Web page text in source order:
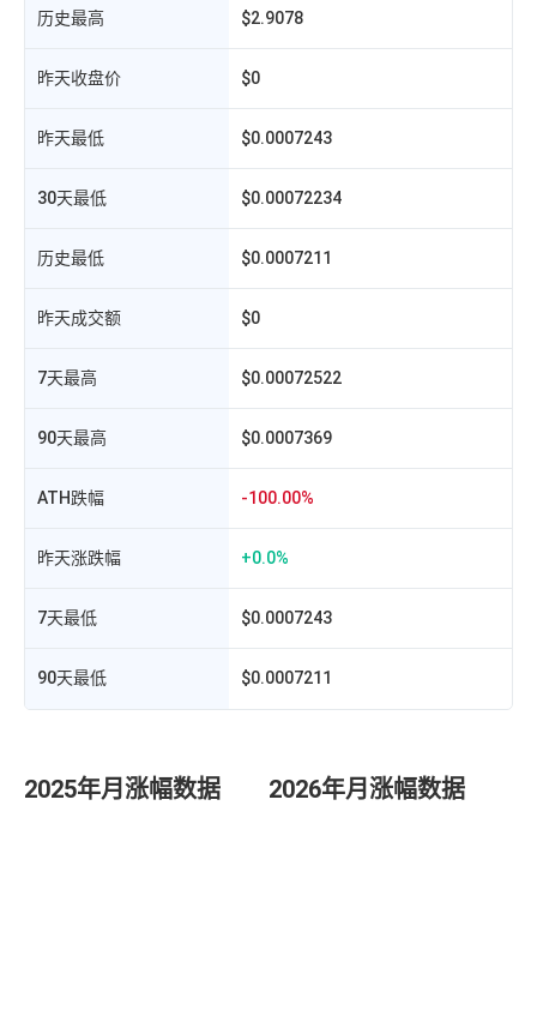
历史最高 $2.9078
昨天收盘价 $0
昨天最低 $0.0007243
30天最低 $0.00072234
历史最低 $0.0007211
昨天成交额 $0
7天最高 $0.00072522
90天最高 $0.0007369
ATH跌幅 -100.00%
昨天涨跌幅 +0.0%
7天最低 $0.0007243
90天最低 $0.0007211
2025年月涨幅数据 2026年月涨幅数据